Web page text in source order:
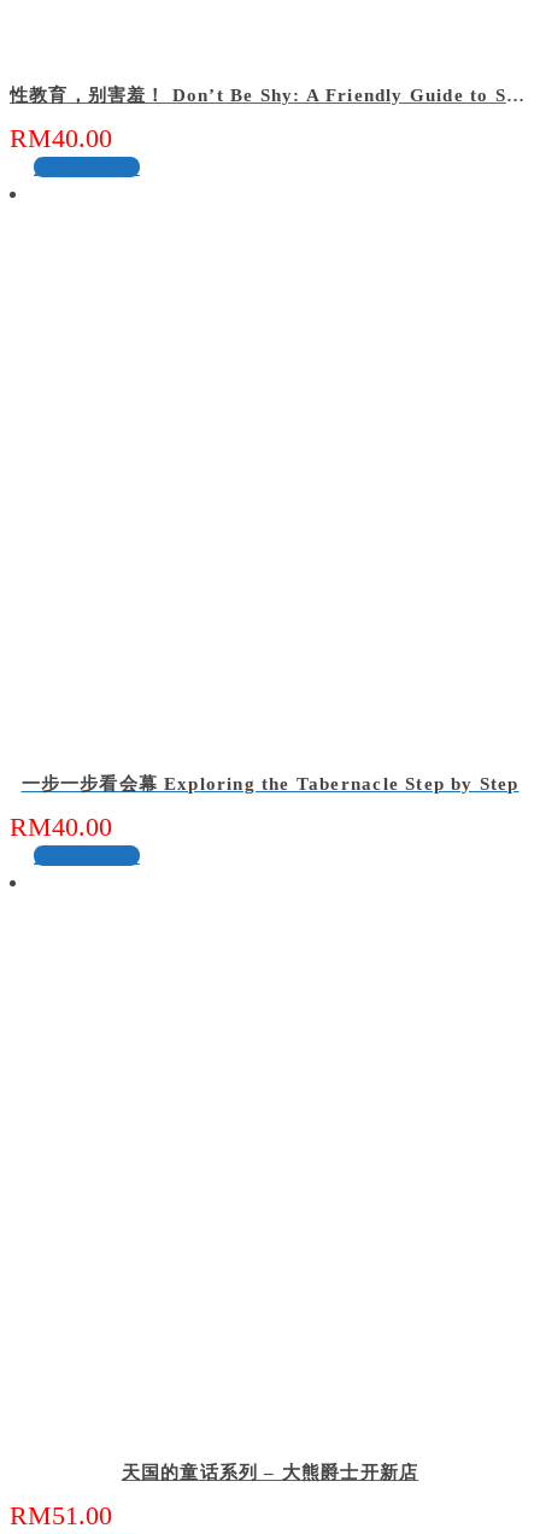
性教育，别害羞！ Don’t Be Shy: A Friendly Guide to Sex Education
RM40.00
加入购物车
一步一步看会幕 Exploring the Tabernacle Step by Step
RM40.00
加入购物车
天国的童话系列 – 大熊爵士开新店
RM51.00